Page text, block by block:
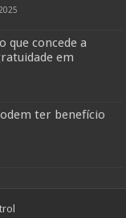
que concede a
em
ter benefício